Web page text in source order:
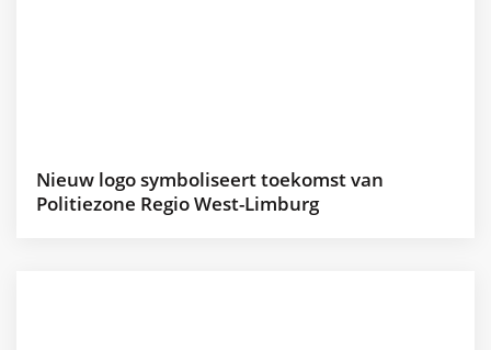
Nieuw logo symboliseert toekomst van
Politiezone Regio West-Limburg